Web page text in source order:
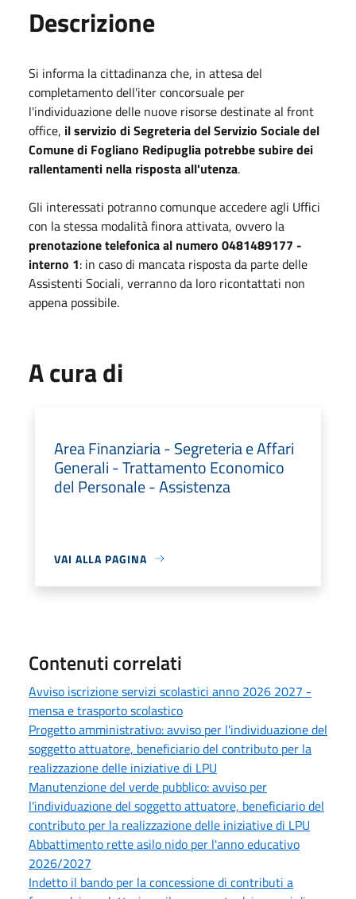
Descrizione
Si informa la cittadinanza che, in attesa del
completamento dell'iter concorsuale per
l'individuazione delle nuove risorse destinate al front
office, il servizio di Segreteria del Servizio Sociale del
Comune di Fogliano Redipuglia potrebbe subire dei
rallentamenti nella risposta all'utenza.
Gli interessati potranno comunque accedere agli Uffici
con la stessa modalità finora attivata, ovvero la
prenotazione telefonica al numero 0481489177 -
interno 1: in caso di mancata risposta da parte delle
Assistenti Sociali, verranno da loro ricontattati non
appena possibile.
A cura di
Area Finanziaria - Segreteria e Affari
Generali - Trattamento Economico
del Personale - Assistenza
VAI ALLA PAGINA
Contenuti correlati
Avviso iscrizione servizi scolastici anno 2026 2027 -
mensa e trasporto scolastico
Progetto amministrativo: avviso per l'individuazione del
soggetto attuatore, beneficiario del contributo per la
realizzazione delle iniziative di LPU
Manutenzione del verde pubblico: avviso per
l'individuazione del soggetto attuatore, beneficiario del
contributo per la realizzazione delle iniziative di LPU
Abbattimento rette asilo nido per l'anno educativo
2026/2027
Indetto il bando per la concessione di contributi a